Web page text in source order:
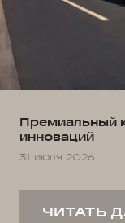
Премиальный
инноваций
31 июля 2026
ЧИТАТЬ